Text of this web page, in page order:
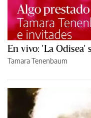
En vivo: 'La Odisea'
Tamara Tenenbaum